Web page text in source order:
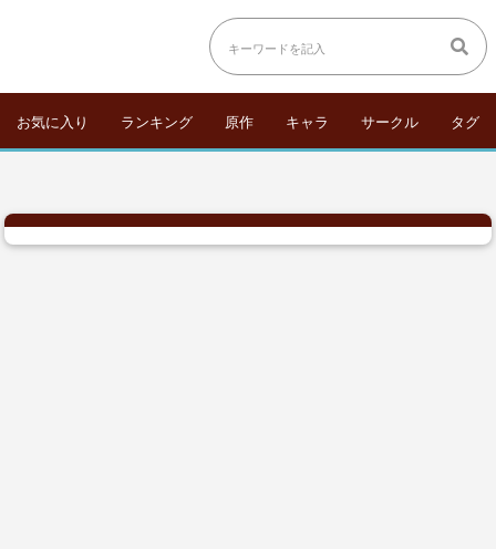
お気に入り ランキング 原作 キャラ サークル タグ